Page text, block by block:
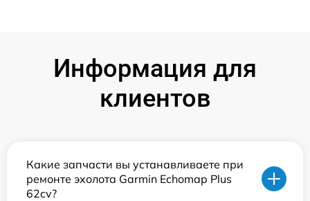
Информация для
клиентов
Какие запчасти вы устанавливаете при
ремонте эхолота Garmin Echomap Plus
62cv?